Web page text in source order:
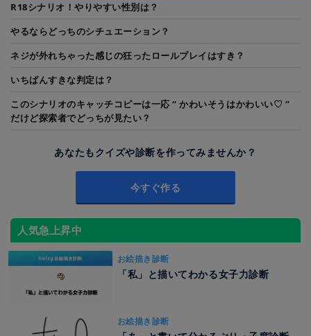
R18シナリオ！やりやすい性別は？
やるならどっちのシチュエーション？
ネジが外れちゃった感じの狂ったロールプレイはすき？
いちばんすきな判定は？
このシナリオのキャッチコピーは一応 “ かわいそうはかわいい♡ ”
だけど探索者でどっちが見たい？
あなたもクイズや診断を作ってみませんか？
今すぐ作る
人気急上昇中
お絵描き診断
「私」と描いてわかる女子力診断
お絵描き診断